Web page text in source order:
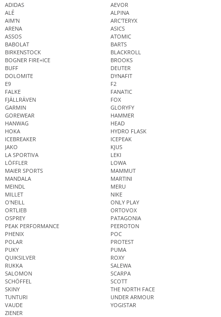
ADIDAS
AEVOR
ALÉ
ALPINA
AIM'N
ARC'TERYX
ARENA
ASICS
ASSOS
ATOMIC
BABOLAT
BARTS
BIRKENSTOCK
BLACKROLL
BOGNER FIRE+ICE
BROOKS
BUFF
DEUTER
DOLOMITE
DYNAFIT
E9
F2
FALKE
FANATIC
FJÄLLRÄVEN
FOX
GARMIN
GLORYFY
GOREWEAR
HAMMER
HANWAG
HEAD
HOKA
HYDRO FLASK
ICEBREAKER
ICEPEAK
JAKO
KJUS
LA SPORTIVA
LEKI
LÖFFLER
LOWA
MAIER SPORTS
MAMMUT
MANDALA
MARTINI
MEINDL
MERU
MILLET
NIKE
O'NEILL
ONLY PLAY
ORTLIEB
ORTOVOX
OSPREY
PATAGONIA
PEAK PERFORMANCE
PEEROTON
PHENIX
POC
POLAR
PROTEST
PUKY
PUMA
QUIKSILVER
ROXY
RUKKA
SALEWA
SALOMON
SCARPA
SCHÖFFEL
SCOTT
SKINY
THE NORTH FACE
TUNTURI
UNDER ARMOUR
VAUDE
YOGISTAR
ZIENER